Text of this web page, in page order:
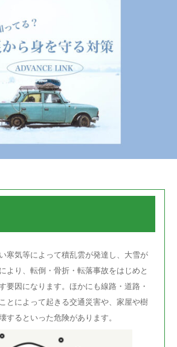
寒気等によって積乱雲が発達し、大雪が
より、転倒・骨折・転落事故をはじめと
要因になります。ほかにも線路・道路・
とによって起きる交通災害や、家屋や樹
するといった危険があります。